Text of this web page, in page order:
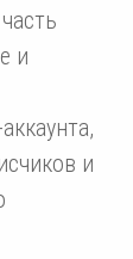
и
и